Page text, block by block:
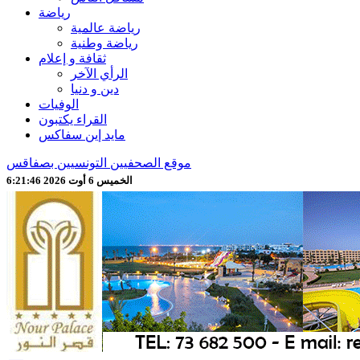
رياضة
رياضة عالمية
رياضة وطنية
ثقافة و إعلام
الرأي الآخر
دين و دنيا
الوفيات
القراء يكتبون
مايد إين سفاكس
موقع الصحفيين التونسيين بصفاقس
الخميس 6 أوت 2026 6:21:49